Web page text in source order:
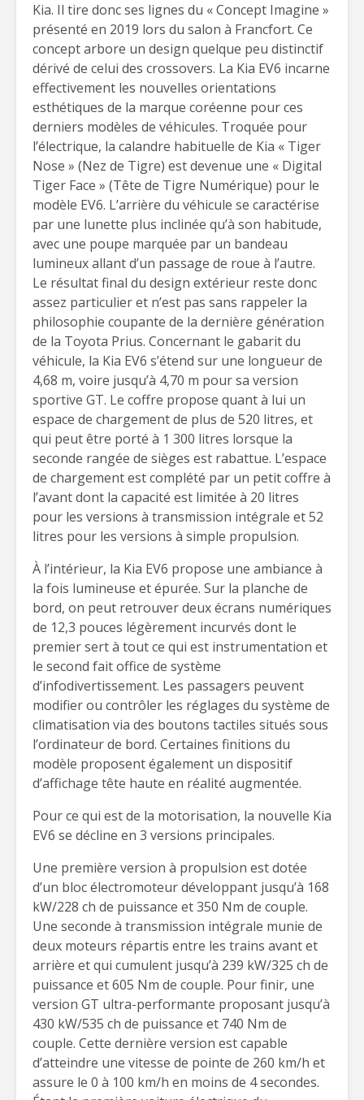
Kia. Il tire donc ses lignes du « Concept Imagine »
présenté en 2019 lors du salon à Francfort. Ce
concept arbore un design quelque peu distinctif
dérivé de celui des crossovers. La Kia EV6 incarne
effectivement les nouvelles orientations
esthétiques de la marque coréenne pour ces
derniers modèles de véhicules. Troquée pour
l’électrique, la calandre habituelle de Kia « Tiger
Nose » (Nez de Tigre) est devenue une « Digital
Tiger Face » (Tête de Tigre Numérique) pour le
modèle EV6. L’arrière du véhicule se caractérise
par une lunette plus inclinée qu’à son habitude,
avec une poupe marquée par un bandeau
lumineux allant d’un passage de roue à l’autre.
Le résultat final du design extérieur reste donc
assez particulier et n’est pas sans rappeler la
philosophie coupante de la dernière génération
de la Toyota Prius. Concernant le gabarit du
véhicule, la Kia EV6 s’étend sur une longueur de
4,68 m, voire jusqu’à 4,70 m pour sa version
sportive GT. Le coffre propose quant à lui un
espace de chargement de plus de 520 litres, et
qui peut être porté à 1 300 litres lorsque la
seconde rangée de sièges est rabattue. L’espace
de chargement est complété par un petit coffre à
l’avant dont la capacité est limitée à 20 litres
pour les versions à transmission intégrale et 52
litres pour les versions à simple propulsion.
À l’intérieur, la Kia EV6 propose une ambiance à
la fois lumineuse et épurée. Sur la planche de
bord, on peut retrouver deux écrans numériques
de 12,3 pouces légèrement incurvés dont le
premier sert à tout ce qui est instrumentation et
le second fait office de système
d’infodivertissement. Les passagers peuvent
modifier ou contrôler les réglages du système de
climatisation via des boutons tactiles situés sous
l’ordinateur de bord. Certaines finitions du
modèle proposent également un dispositif
d’affichage tête haute en réalité augmentée.
Pour ce qui est de la motorisation, la nouvelle Kia
EV6 se décline en 3 versions principales.
Une première version à propulsion est dotée
d’un bloc électromoteur développant jusqu’à 168
kW/228 ch de puissance et 350 Nm de couple.
Une seconde à transmission intégrale munie de
deux moteurs répartis entre les trains avant et
arrière et qui cumulent jusqu’à 239 kW/325 ch de
puissance et 605 Nm de couple. Pour finir, une
version GT ultra-performante proposant jusqu’à
430 kW/535 ch de puissance et 740 Nm de
couple. Cette dernière version est capable
d’atteindre une vitesse de pointe de 260 km/h et
assure le 0 à 100 km/h en moins de 4 secondes.